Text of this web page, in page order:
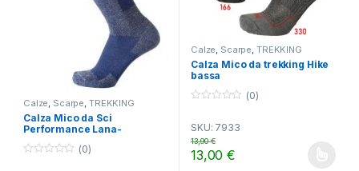
Calze, Scarpe, TREKKING
Calza Mico da Sci
Performance Lana-
Meraklon
(0)
Calze, Scarpe, TREKKING
Calza Mico da trekking Hike
bassa
u
t
o
f
(0)
SKU: 7933
13,00€
13,90€
Questo prodotto ha più